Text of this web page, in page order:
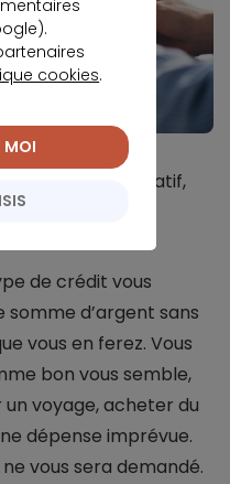
sans justificatif,
:
de crédit vous
d’argent sans
vous en ferez. Vous
bon vous semble,
voyage, acheter du
dépense imprévue.
vous sera demandé.
cookies.
MOI